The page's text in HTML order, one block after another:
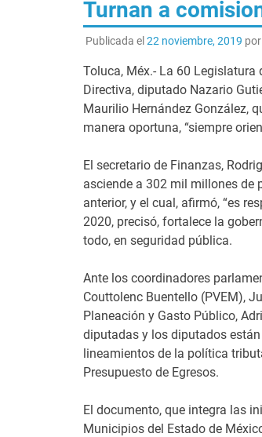
Turnan a
Publicada el22 noviembre, 2019 por
Toluca, Méx.- La 60 Legislatura
Directiva, diputado Nazario
Maurilio Hernández González,
manera oportuna, “siempre
El secretario de Finanzas,
asciende a 302 mil millones de
anterior, y el cual, afirmó, “es
2020, precisó, fortalece la
todo, en seguridad pública.
Ante los coordinadores
Couttolenc Buentello (PVEM),
Planeación y Gasto Público,
diputadas y los diputados
lineamientos de la política
Presupuesto de Egresos.
El documento, que integra las
Municipios del Estado de